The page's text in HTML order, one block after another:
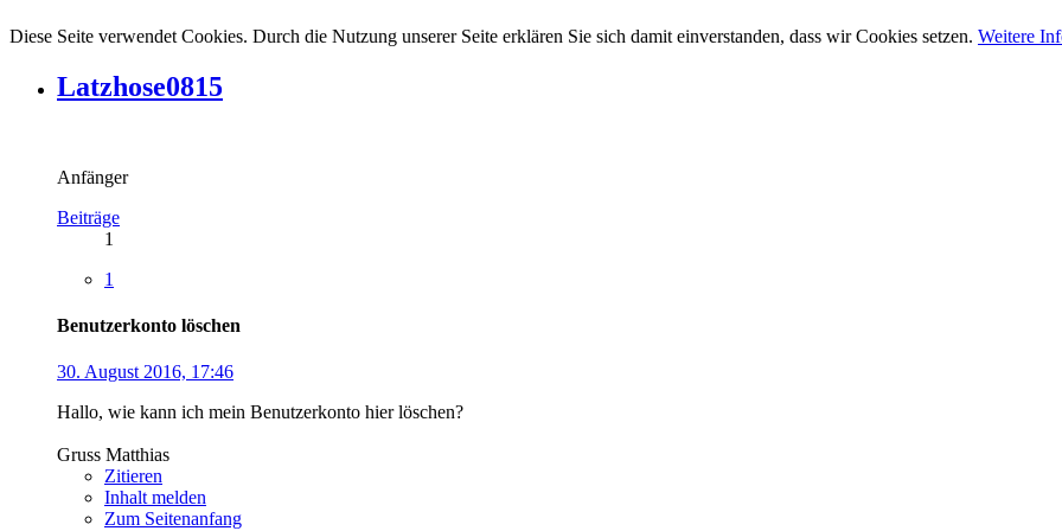
Diese Seite verwendet Cookies. Durch die Nutzung unserer Seite erklären Sie sich damit einverstanden, dass wir Cookies setzen. Weitere
Latzhose0815
Anfänger
Beiträge
1
1
Benutzerkonto löschen
30. August 2016, 17:46
Hallo, wie kann ich mein Benutzerkonto hier löschen?
Gruss Matthias
Zitieren
Inhalt melden
Zum Seitenanfang